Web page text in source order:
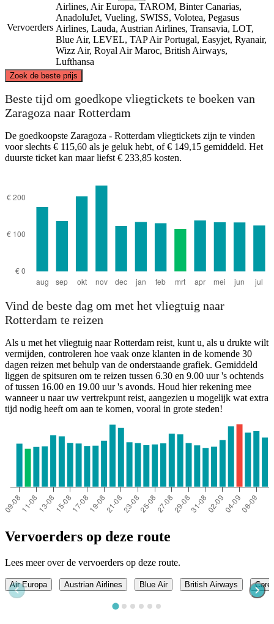
Vervoerders
Airlines, Air Europa, TAROM, Binter Canarias,
AnadoluJet, Vueling, SWISS, Volotea, Pegasus
Airlines, Lauda, Austrian Airlines, Transavia, LOT,
Blue Air, LEVEL, TAP Air Portugal, Easyjet, Ryanair,
Wizz Air, Royal Air Maroc, British Airways,
Lufthansa
Zoek de beste prijs
Beste tijd om goedkope vliegtickets te boeken van
Zaragoza naar Rotterdam
De goedkoopste Zaragoza - Rotterdam vliegtickets zijn te vinden
voor slechts € 115,60 als je geluk hebt, of € 149,15 gemiddeld. Het
duurste ticket kan maar liefst € 233,85 kosten.
Vind de beste dag om met het vliegtuig naar
Rotterdam te reizen
Als u met het vliegtuig naar Rotterdam reist, kunt u, als u drukte wilt
vermijden, controleren hoe vaak onze klanten in de komende 30
dagen reizen met behulp van de onderstaande grafiek. Gemiddeld
liggen de spitsuren om te reizen tussen 6.30 en 9.00 uur 's ochtends
of tussen 16.00 en 19.00 uur 's avonds. Houd hier rekening mee
wanneer u naar uw vertrekpunt reist, aangezien u mogelijk wat extra
tijd nodig heeft om aan te komen, vooral in grote steden!
Vervoerders op deze route
Lees meer over de vervoerders op deze route.
Air Europa Austrian Airlines Blue Air British Airways